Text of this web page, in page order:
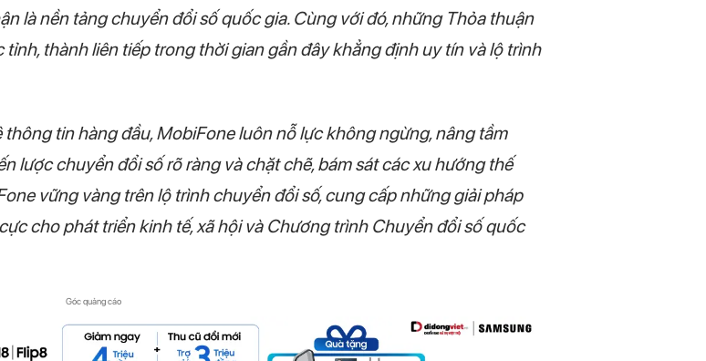
là nền tảng chuyển đổi số quốc gia. Cùng với đó, những Thỏa thuận
thành liên tiếp trong thời gian gần đây khẳng định uy tín và lộ trình
tin hàng đầu, MobiFone luôn nỗ lực không ngừng, nâng tầm
lược chuyển đổi số rõ ràng và chặt chẽ, bám sát các xu hướng thế
vững vàng trên lộ trình chuyển đổi số, cung cấp những giải pháp
cho phát triển kinh tế, xã hội và Chương trình Chuyển đổi số quốc
Góc quảng cáo